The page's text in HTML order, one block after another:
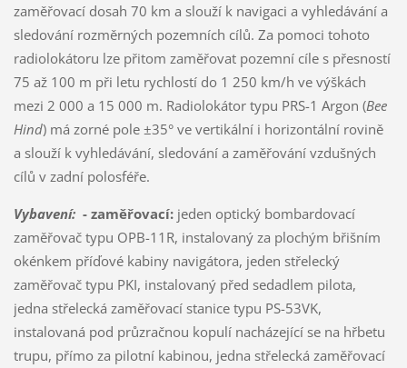
zaměřovací dosah 70 km a slouží k navigaci a vyhledávání a
sledování rozměrných pozemních cílů. Za pomoci tohoto
radiolokátoru lze přitom zaměřovat pozemní cíle s přesností
75 až 100 m při letu rychlostí do 1 250 km/h ve výškách
mezi 2 000 a 15 000 m. Radiolokátor typu PRS-1 Argon (Bee
Hind) má zorné pole ±35° ve vertikální i horizontální rovině
a slouží k vyhledávání, sledování a zaměřování vzdušných
cílů v zadní polosféře.
Vybavení: - zaměřovací: jeden optický bombardovací
zaměřovač typu OPB-11R, instalovaný za plochým břišním
okénkem příďové kabiny navigátora, jeden střelecký
zaměřovač typu PKI, instalovaný před sedadlem pilota,
jedna střelecká zaměřovací stanice typu PS-53VK,
instalovaná pod průzračnou kopulí nacházející se na hřbetu
trupu, přímo za pilotní kabinou, jedna střelecká zaměřovací